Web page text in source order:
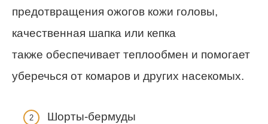
предотвращения ожогов кожи головы,
качественная шапка или кепка
также обеспечивает теплообмен и помогает
уберечься от комаров и других насекомых.
Шорты-бермуды